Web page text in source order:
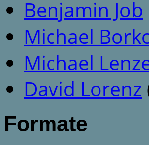
Benjamin Job
Michael
Michael
David Lorenz
Formate